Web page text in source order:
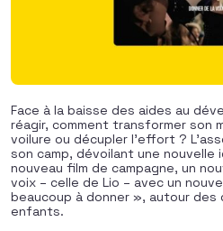
Face à la baisse des aides au
réagir, comment transformer son
voilure ou décupler l’effort ?
son camp, dévoilant une nouvelle
nouveau film de campagne, un
voix – celle de Lio – avec un
beaucoup à donner », autour
enfants.